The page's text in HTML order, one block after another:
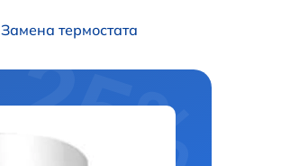
Замена термостата